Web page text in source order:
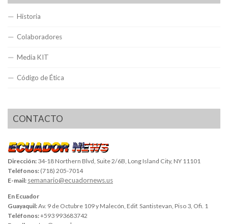
Historia
Colaboradores
Media KIT
Código de Ética
CONTACTO
Dirección: 34-18 Northern Blvd, Suite 2/6B, Long Island City, NY 11101
Teléfonos: (718) 205-7014
E-mail: semanario@ecuadornews.us
En Ecuador
Guayaquil:Av. 9 de Octubre 109 y Malecón, Edif. Santistevan, Piso 3, Ofi. 1
Teléfonos:+593 993683742